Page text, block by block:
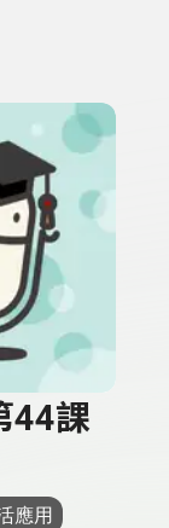
關鍵字
44課
應用